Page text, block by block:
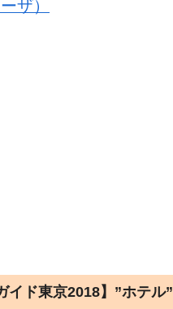
ザ）
イド東京2018】”ホテル”